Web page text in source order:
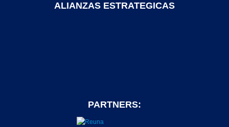
ALIANZAS ESTRATEGICAS
PARTNERS: